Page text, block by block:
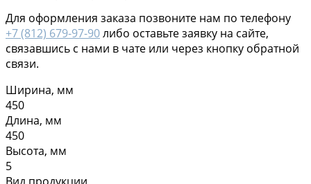
Для оформления заказа позвоните нам по телефону
+7 (812) 679-97-90либо оставьте заявку на сайте,
связавшись с нами в чате или через кнопку обратной
связи.
Ширина, мм
450
Длина, мм
450
Высота, мм
5